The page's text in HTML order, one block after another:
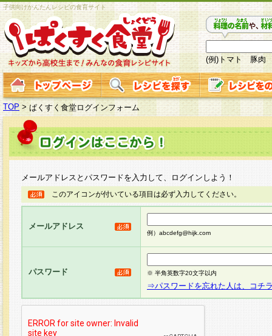
子供向けかんたんレシピの食育サイト
(例)トマト 豚肉
TOP > ぱくすく食堂ログインフォーム
メールアドレスとパスワードを入力して、ログインしよう！
このアイコンが付いている項目は必ず入力してください。
メールアドレス
例）abcdefg@hijk.com
パスワード ※ 半角英数字20文字以内
⇒パスワードを忘れた人は、コチ